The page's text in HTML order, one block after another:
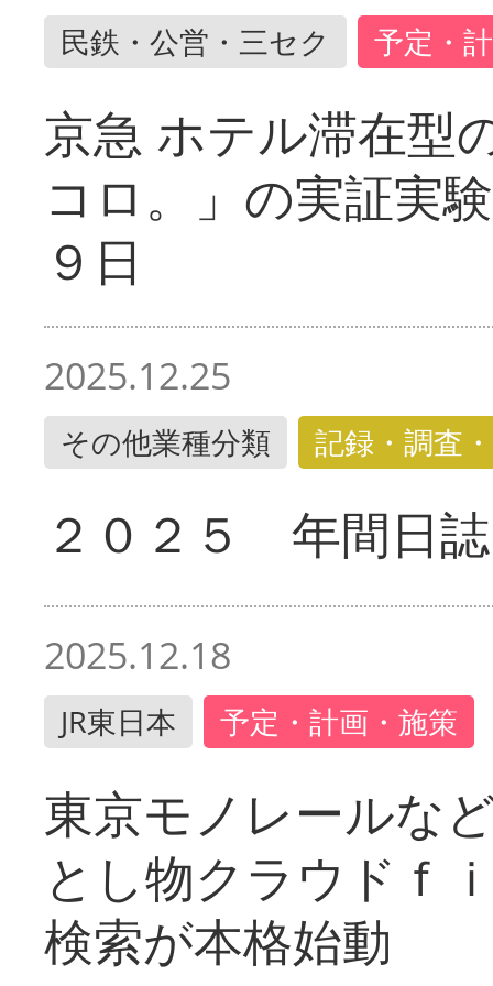
民鉄・公営・三セク 予定・
京急 ホテル滞在型
コロ。」の実証実
９日
2025.12.25
その他業種分類 記録・調査
２０２５ 年間日誌
2025.12.18
JR東日本 予定・計画・施策
東京モノレールな
とし物クラウドｆ
検索が本格始動